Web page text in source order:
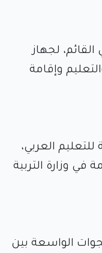
لجهاز
وإقامة
العربي،
في وزارة التربية
الواسعة بين